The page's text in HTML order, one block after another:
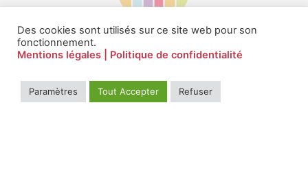
Il bat en nous à l'unisson, pour les plus fragiles
Des cookies sont utilisés sur ce site web pour son
fonctionnement.
Mentions légales
| Politique de confidentialité
Paramètres Tout Accepter Refuser